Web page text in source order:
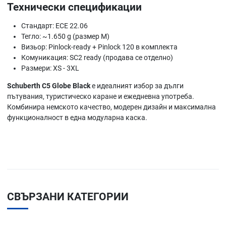
Технически спецификации
Стандарт: ECE 22.06
Тегло: ~1.650 g (размер M)
Визьор: Pinlock-ready + Pinlock 120 в комплекта
Комуникация: SC2 ready (продава се отделно)
Размери: XS - 3XL
Schuberth C5 Globe Blackе идеалният избор за дълги
пътувания, туристическо каране и ежедневна употреба.
Комбинира немското качество, модерен дизайн и максимална
функционалност в една модуларна каска.
СВЪРЗАНИ КАТЕГОРИИ